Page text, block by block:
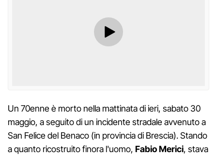
Un 70enne è morto nella mattinata di ieri, sabato 30
maggio, a seguito di un incidente stradale avvenuto a
San Felice del Benaco (in provincia di Brescia). Stando
a quanto ricostruito finora l'uomo, Fabio Merici, stava